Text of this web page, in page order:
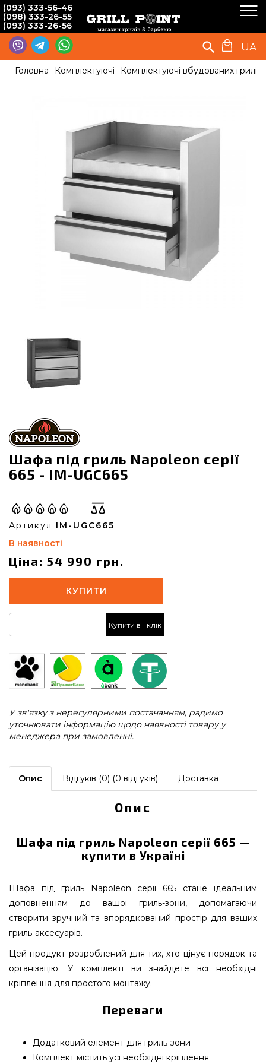
(093) 333-56-46
(098) 333-26-55
(093) 333-26-56
UA
Головна Комплектуючі Комплектуючі вбудованих грилів
Шафа під гриль Napoleon серії
665 - IM-UGC665
Артикул IM-UGC665
В наявності
Ціна: 54 990 грн.
КУПИТИ
Купити в 1 клік
У зв'язку з нерегулярними постачанням, радимо
уточнювати інформацію щодо наявності товару у
менеджера при замовленні.
Опис Відгуків (0) (0 відгуків) Доставка
Опис
Шафа під гриль Napoleon серії 665 —
купити в Україні
Шафа під гриль Napoleon серії 665 стане ідеальним
доповненням до вашої гриль-зони, допомагаючи
створити зручний та впорядкований простір для ваших
гриль-аксесуарів.
Цей продукт розроблений для тих, хто цінує порядок та
організацію. У комплекті ви знайдете всі необхідні
кріплення для простого монтажу.
Переваги
Додатковий елемент для гриль-зони
Комплект містить усі необхідні кріплення